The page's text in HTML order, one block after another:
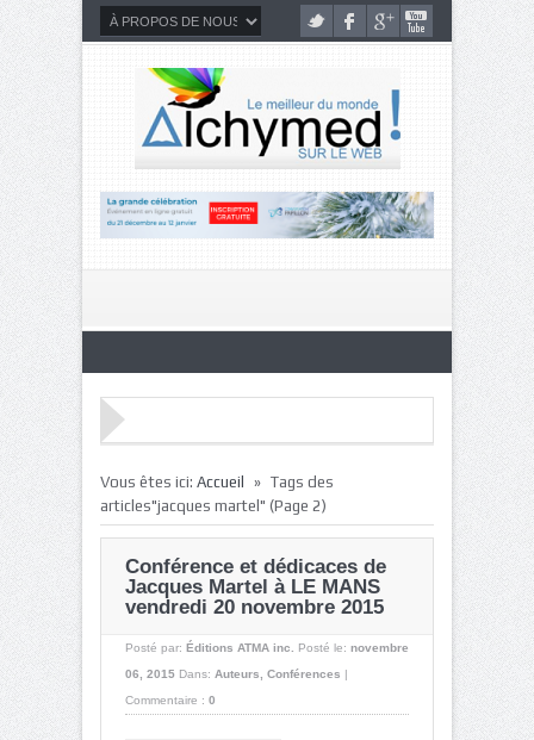
Vous êtes ici: Accueil » Tags des
articles"jacques martel" (Page 2)
Conférence et dédicaces de
Jacques Martel à LE MANS
vendredi 20 novembre 2015
Posté par: Éditions ATMA inc. Posté le: novembre
06, 2015 Dans: Auteurs Conférences |
Commentaire : 0